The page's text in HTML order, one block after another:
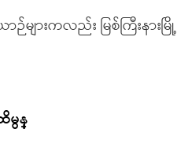
ားကလည်း မြစ်ကြီးနားမြို့
မွန္